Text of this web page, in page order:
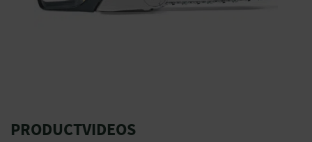
PRODUCTVIDEOS